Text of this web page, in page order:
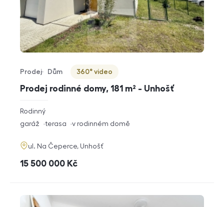
Prodej rodinné domy, 181 m² - Unhošť
Typ nabídky
Prodej
Typ nemovitosti
Dům
Virtuální prohlídka
360° video
rozměry
dispozice
Rodinný
funkce
garáž terasa v rodinném domě
adresa
ul. Na Čeperce, Unhošť
cena
15 500 000 Kč